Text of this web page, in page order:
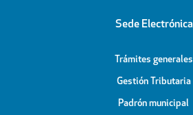
Sede Electrónica
Trámites generales
Gestión Tributaria
Padrón municipal